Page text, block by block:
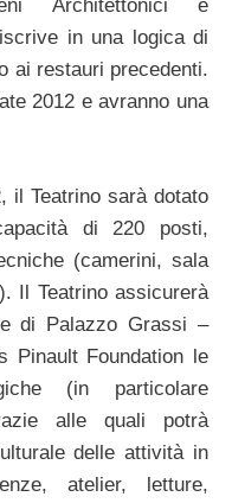
Architettonici e
in una logica di
ai restauri precedenti.
2012 e avranno una
il Teatrino sarà dotato
di 220 posti,
(camerini, sala
Il Teatrino assicurerà
di Palazzo Grassi –
Pinault Foundation le
(in particolare
alle quali potrà
delle attività in
atelier, letture,